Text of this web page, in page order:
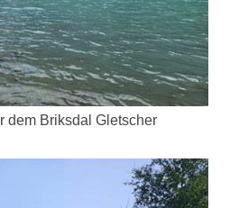
dem Briksdal Gletscher